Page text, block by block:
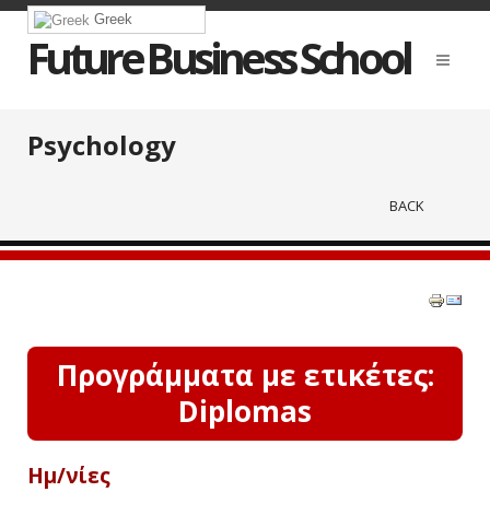
Greek
Future Business School
Psychology
BACK
Προγράμματα με ετικέτες:
Diplomas
Ημ/νίες